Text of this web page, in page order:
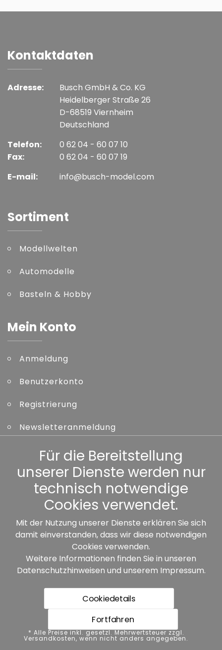
Kontaktdaten
Adresse:
Busch GmbH & Co. KG
Heidelberger Straße 26
D-68519 Viernheim
Deutschland
Telefon:
Fax:
0 62 04 - 60 07 10
0 62 04 - 60 07 19
E-mail:
info@busch-model.com
Sortiment
Modellwelten
Automodelle
Basteln & Hobby
Mein Konto
Anmeldung
Benutzerkonto
Registrierung
Newsletteranmeldung
Kennwort vergessen
Sonstiges
Unsere Partner:
* Alle Preise inkl. gesetzl. Mehrwertsteuer zzgl.
Versandkosten, wenn nicht anders angegeben.
Für die Bereitstellung
unserer Dienste werden nur
technisch notwendige
Cookies verwendet.
Mit der Nutzung unserer Dienste erklären Sie sich
damit einverstanden, dass wir diese notwendigen
Cookies verwenden.
Weitere Informationen finden Sie in unseren
Datenschutzhinweisen und unserem Impressum.
Cookiedetails
Fortfahren
* Alle Preise inkl. gesetzl. Mehrwertsteuer zzgl.
Versandkosten, wenn nicht anders angegeben.